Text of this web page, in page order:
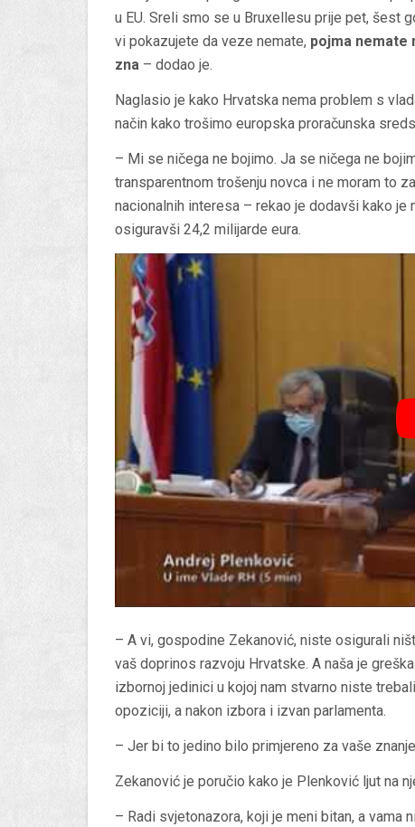
u EU. Sreli smo se u Bruxellesu prije pet, šest
vi pokazujete da veze nemate, pojma nemate
zna – dodao je.
Naglasio je kako Hrvatska nema problem s
način kako trošimo europska proračunska
– Mi se ničega ne bojimo. Ja se ničega ne
transparentnom trošenju novca i ne moram to
nacionalnih interesa – rekao je dodavši kako
osiguravši 24,2 milijarde eura.
– A vi, gospodine Zekanović, niste osigurali
vaš doprinos razvoju Hrvatske. A naša je
izbornoj jedinici u kojoj nam stvarno niste
opoziciji, a nakon izbora i izvan parlamenta.
– Jer bi to jedino bilo primjereno za vaše
Zekanović je poručio kako je Plenković ljut na
– Radi svjetonazora, koji je meni bitan, a vama